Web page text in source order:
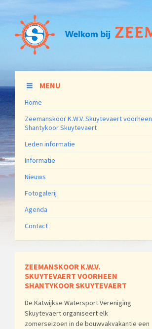
MENU
Home
Zeemanskoor K.W.V. Skuytevaert voorheen
Shantykoor Skuytevaert
Leden informatie
Informatie
Nieuws
Fotogalerij
Agenda
Contact
ZEEMANSKOOR K.W.V.
SKUYTEVAERT VOORHEEN
SHANTYKOOR SKUYTEVAERT
De Katwijkse Watersport Vereniging
Skuytevaert organiseert elk
zomerseizoen in de bouwvakvakantie een